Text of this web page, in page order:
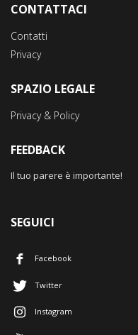
CONTATTACI
Contatti
Privacy
SPAZIO LEGALE
Privacy & Policy
FEEDBACK
Il tuo parere è importante!
SEGUICI
Facebook
Twitter
Instagram